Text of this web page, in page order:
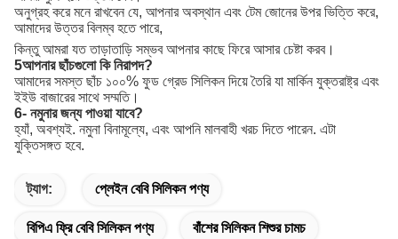
অনুগ্রহ করে মনে রাখবেন যে, আপনার অবস্থান এবং টেম জোনের উপর ভিত্তি করে,
আমাদের উত্তর বিলম্ব হতে পারে,
কিন্তু আমরা যত তাড়াতাড়ি সম্ভব আপনার কাছে ফিরে আসার চেষ্টা করব।
5আপনার ছাঁচগুলো কি নিরাপদ?
আমাদের সমস্ত ছাঁচ ১০০% ফুড গ্রেড সিলিকন দিয়ে তৈরি যা মার্কিন যুক্তরাষ্ট্র এবং
ইইউ বাজারের সাথে সম্মতি।
6- নমুনার জন্য পাওয়া যাবে?
হ্যাঁ, অবশ্যই. নমুনা বিনামূল্যে, এবং আপনি মালবাহী খরচ দিতে পারেন. এটা
যুক্তিসঙ্গত হবে.
ট্যাগ: প্লেইন বেবি সিলিকন পণ্য
বিপিএ ফ্রি বেবি সিলিকন পণ্য বাঁশের সিলিকন শিশুর চামচ